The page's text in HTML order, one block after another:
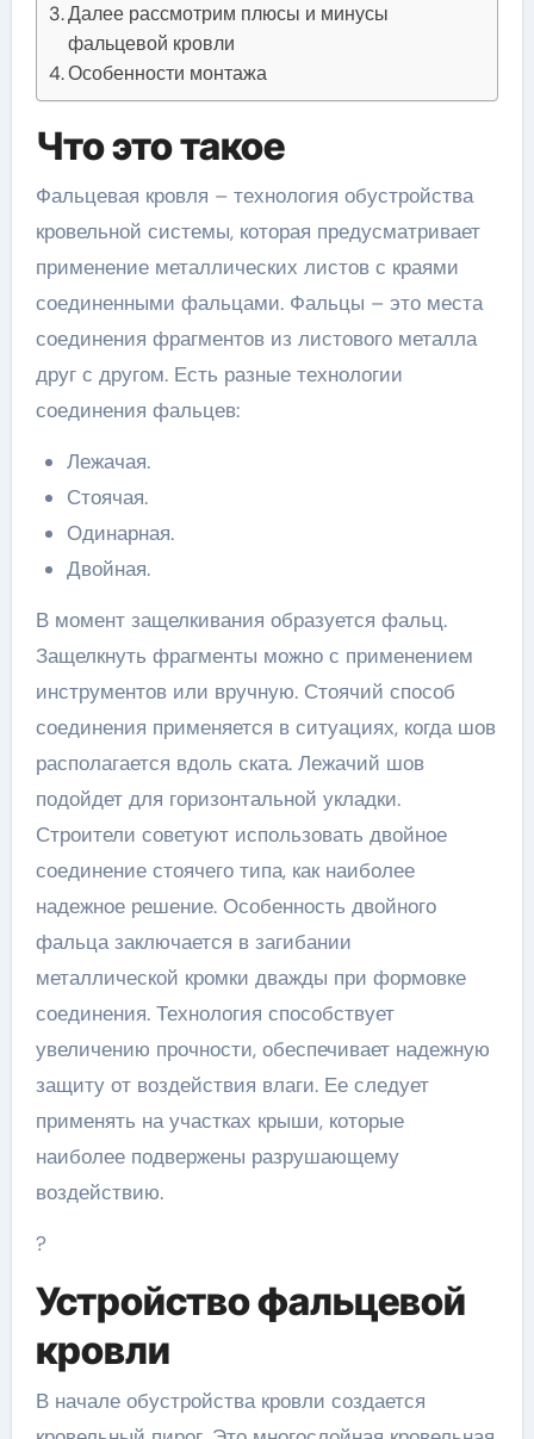
Далее рассмотрим плюсы и минусы
фальцевой кровли
Особенности монтажа
Что это такое
Фальцевая кровля – технология обустройства
кровельной системы, которая предусматривает
применение металлических листов с краями
соединенными фальцами. Фальцы – это места
соединения фрагментов из листового металла
друг с другом. Есть разные технологии
соединения фальцев:
Лежачая.
Стоячая.
Одинарная.
Двойная.
В момент защелкивания образуется фальц.
Защелкнуть фрагменты можно с применением
инструментов или вручную. Стоячий способ
соединения применяется в ситуациях, когда шов
располагается вдоль ската. Лежачий шов
подойдет для горизонтальной укладки.
Строители советуют использовать двойное
соединение стоячего типа, как наиболее
надежное решение. Особенность двойного
фальца заключается в загибании
металлической кромки дважды при формовке
соединения. Технология способствует
увеличению прочности, обеспечивает надежную
защиту от воздействия влаги. Ее следует
применять на участках крыши, которые
наиболее подвержены разрушающему
воздействию.
?
Устройство фальцевой
кровли
В начале обустройства кровли создается